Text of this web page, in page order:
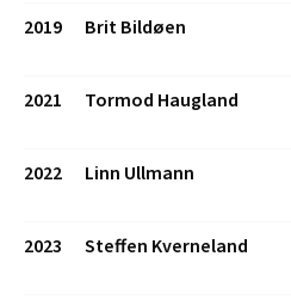
2019 Brit Bildøen
2021 Tormod Haugland
2022 Linn Ullmann
2023 Steffen Kverneland